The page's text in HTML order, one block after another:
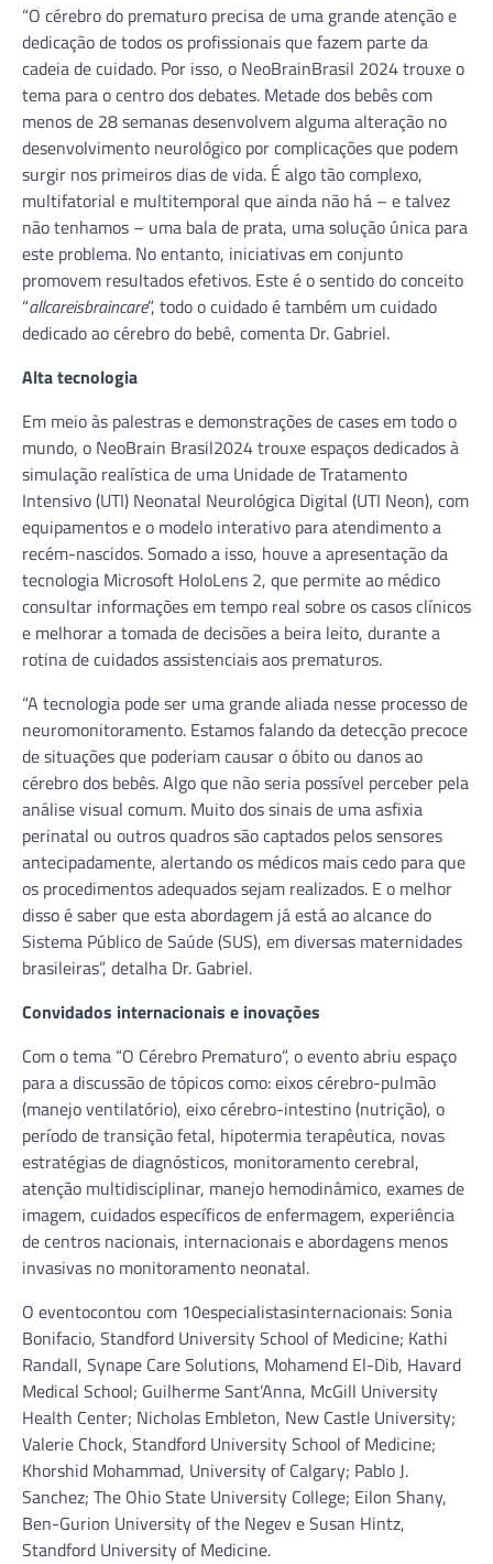
“O cérebro do prematuro precisa de uma grande atenção e
dedicação de todos os profissionais que fazem parte da
cadeia de cuidado. Por isso, o NeoBrainBrasil 2024 trouxe o
tema para o centro dos debates. Metade dos bebês com
menos de 28 semanas desenvolvem alguma alteração no
desenvolvimento neurológico por complicações que podem
surgir nos primeiros dias de vida. É algo tão complexo,
multifatorial e multitemporal que ainda não há – e talvez
não tenhamos – uma bala de prata, uma solução única para
este problema. No entanto, iniciativas em conjunto
promovem resultados efetivos. Este é o sentido do conceito
“allcareisbraincare”, todo o cuidado é também um cuidado
dedicado ao cérebro do bebê, comenta Dr. Gabriel.
Alta tecnologia
Em meio às palestras e demonstrações de cases em todo o
mundo, o NeoBrain Brasil2024 trouxe espaços dedicados à
simulação realística de uma Unidade de Tratamento
Intensivo (UTI) Neonatal Neurológica Digital (UTI Neon), com
equipamentos e o modelo interativo para atendimento a
recém-nascidos. Somado a isso, houve a apresentação da
tecnologia Microsoft HoloLens 2, que permite ao médico
consultar informações em tempo real sobre os casos clínicos
e melhorar a tomada de decisões a beira leito, durante a
rotina de cuidados assistenciais aos prematuros.
“A tecnologia pode ser uma grande aliada nesse processo de
neuromonitoramento. Estamos falando da detecção precoce
de situações que poderiam causar o óbito ou danos ao
cérebro dos bebês. Algo que não seria possível perceber pela
análise visual comum. Muito dos sinais de uma asfixia
perinatal ou outros quadros são captados pelos sensores
antecipadamente, alertando os médicos mais cedo para que
os procedimentos adequados sejam realizados. E o melhor
disso é saber que esta abordagem já está ao alcance do
Sistema Público de Saúde (SUS), em diversas maternidades
brasileiras”, detalha Dr. Gabriel.
Convidados internacionais e inovações
Com o tema “O Cérebro Prematuro”, o evento abriu espaço
para a discussão de tópicos como: eixos cérebro-pulmão
(manejo ventilatório), eixo cérebro-intestino (nutrição), o
período de transição fetal, hipotermia terapêutica, novas
estratégias de diagnósticos, monitoramento cerebral,
atenção multidisciplinar, manejo hemodinâmico, exames de
imagem, cuidados específicos de enfermagem, experiência
de centros nacionais, internacionais e abordagens menos
invasivas no monitoramento neonatal.
O eventocontou com 10especialistasinternacionais: Sonia
Bonifacio, Standford University School of Medicine; Kathi
Randall, Synape Care Solutions, Mohamend El-Dib, Havard
Medical School; Guilherme Sant’Anna, McGill University
Health Center; Nicholas Embleton, New Castle University;
Valerie Chock, Standford University School of Medicine;
Khorshid Mohammad, University of Calgary; Pablo J.
Sanchez; The Ohio State University College; Eilon Shany,
Ben-Gurion University of the Negev e Susan Hintz,
Standford University of Medicine.